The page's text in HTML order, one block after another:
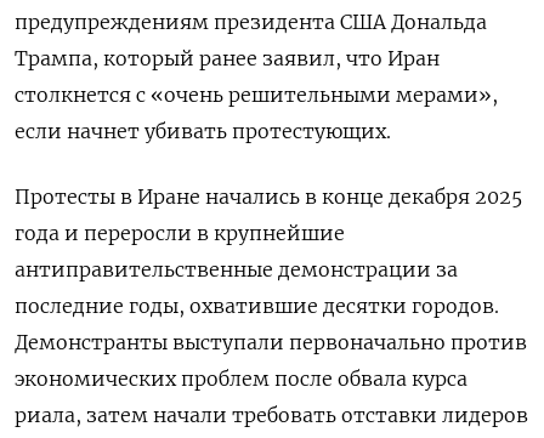
предупреждениям президента США Дональда
Трампа, который ранее заявил, что Иран
столкнется с «очень решительными мерами»,
если начнет убивать протестующих.
Протесты в Иране начались в конце декабря 2025
года и переросли в крупнейшие
антиправительственные демонстрации за
последние годы, охватившие десятки городов.
Демонстранты выступали первоначально против
экономических проблем после обвала курса
риала, затем начали требовать отставки лидеров